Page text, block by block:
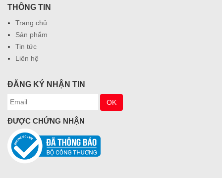
THÔNG TIN
Trang chủ
Sản phẩm
Tin tức
Liên hệ
ĐĂNG KÝ NHẬN TIN
ĐƯỢC CHỨNG NHẬN